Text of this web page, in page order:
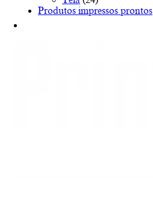
Produtos impressos prontos